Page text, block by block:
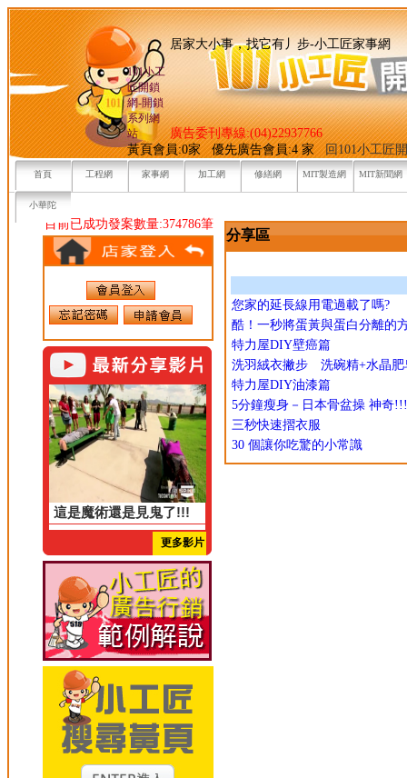
101小工
匠開鎖
網-開鎖
系列網
站
居家大小事，找它有丿步-小
廣告委刊專線:(04)22937766
黃頁會員:0家 優先廣告會員:4 家回101小工匠
首頁 工程網 家事網 加工網 修繕網 MIT製造網 MIT新聞網
小華陀
目前已成功發案數量:374786筆
這是魔術還是見鬼了!!!
更多影片
分享區
您家的延長線用電過載了嗎?
酷！一秒將蛋黃與蛋白分離的
特力屋DIY壁癌篇
洗羽絨衣撇步 洗碗精+水晶肥
特力屋DIY油漆篇
5分鐘瘦身－日本骨盆操 神奇!!!
三秒快速摺衣服
30 個讓你吃驚的小常識